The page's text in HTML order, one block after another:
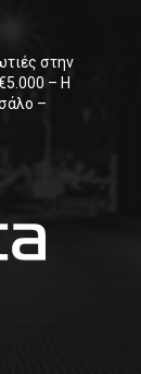
στην
– Η
–